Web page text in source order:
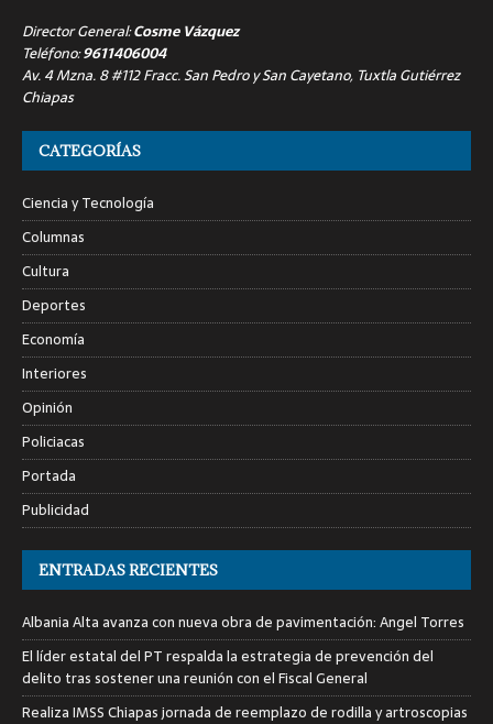
Director General:Cosme Vázquez
Teléfono:9611406004
Av. 4 Mzna. 8 #112 Fracc. San Pedro y San Cayetano, Tuxtla Gutiérrez
Chiapas
CATEGORÍAS
Ciencia y Tecnología
Columnas
Cultura
Deportes
Economía
Interiores
Opinión
Policiacas
Portada
Publicidad
ENTRADAS RECIENTES
Albania Alta avanza con nueva obra de pavimentación: Angel Torres
El líder estatal del PT respalda la estrategia de prevención del
delito tras sostener una reunión con el Fiscal General
Realiza IMSS Chiapas jornada de reemplazo de rodilla y artroscopias